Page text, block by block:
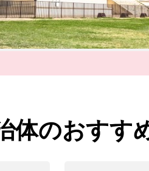
体のおすす